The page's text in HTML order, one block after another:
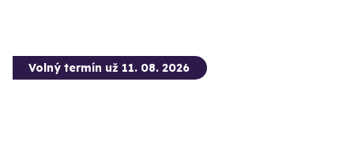
Volný termín už 11. 08. 2026